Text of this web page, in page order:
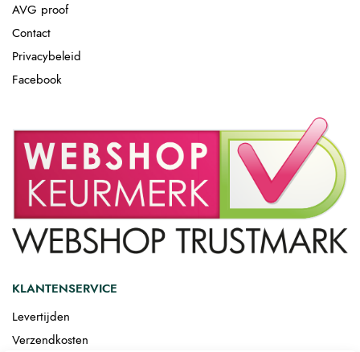
AVG proof
Contact
Privacybeleid
Facebook
KLANTENSERVICE
Levertijden
Verzendkosten